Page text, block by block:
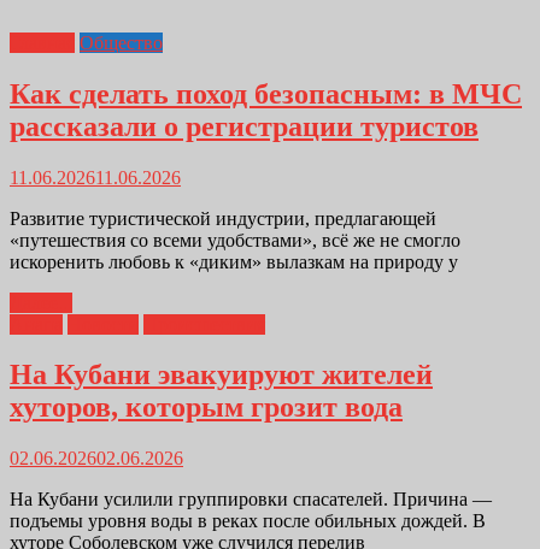
Общество
Как сделать поход безопасным: в МЧС
рассказали о регистрации туристов
11.06.202611.06.2026
Развитие туристической индустрии, предлагающей
«путешествия со всеми удобствами», всё же не смогло
искоренить любовь к «диким» вылазкам на природу у
На Кубани эвакуируют жителей
хуторов, которым грозит вода
02.06.202602.06.2026
На Кубани усилили группировки спасателей. Причина —
подъемы уровня воды в реках после обильных дождей. В
хуторе Соболевском уже случился перелив